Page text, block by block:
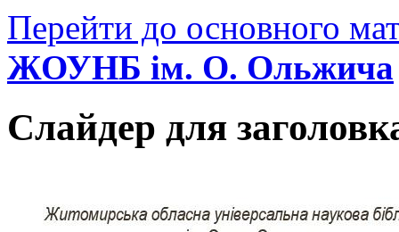
Перейти до основного
ЖОУНБ ім. О. Ольжича
Слайдер для